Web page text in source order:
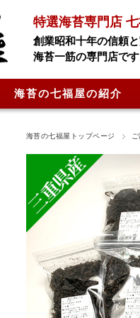
特選海苔専門店
創業昭和十年の信頼
海苔一筋の専門店です
海苔の七福屋の紹介
海苔の七福屋トップページ